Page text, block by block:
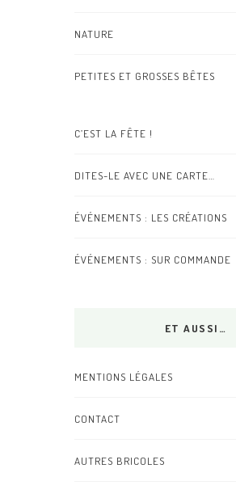
NATURE
PETITES ET GROSSES BÊTES
C’EST LA FÊTE !
DITES-LE AVEC UNE CARTE…
ÉVÉNEMENTS : LES CRÉATIONS
ÉVÉNEMENTS : SUR COMMANDE
ET AUSSI…
MENTIONS LÉGALES
CONTACT
AUTRES BRICOLES